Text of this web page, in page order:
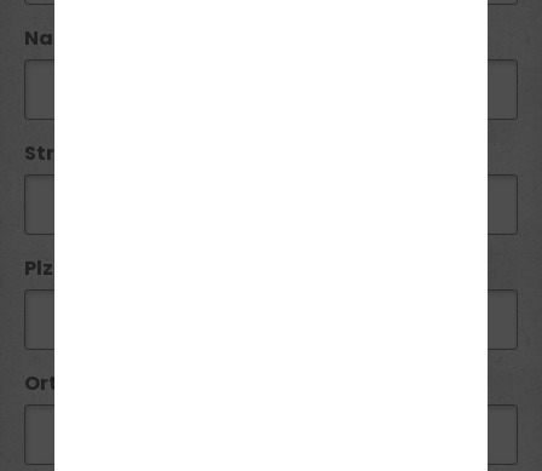
Name*:
Straße / Nr:
Plz*:
Ort*: